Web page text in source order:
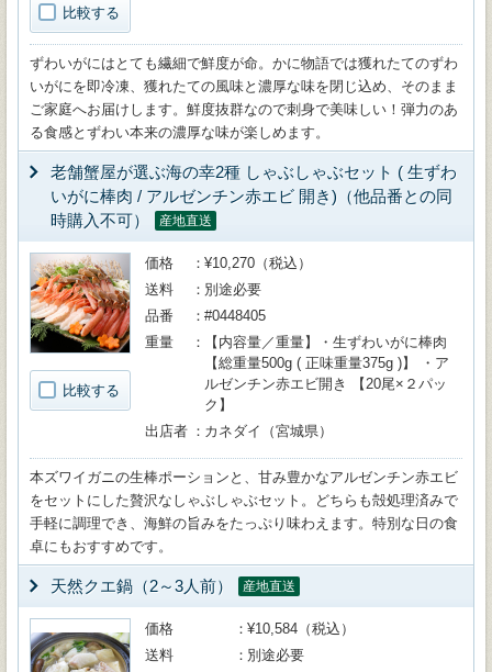
比較する
ずわいがにはとても繊細で鮮度が命。かに物語では獲れたてのずわ
いがにを即冷凍、獲れたての風味と濃厚な味を閉じ込め、そのまま
ご家庭へお届けします。鮮度抜群なので刺身で美味しい！弾力のあ
る食感とずわい本来の濃厚な味が楽しめます。
老舗蟹屋が選ぶ海の幸2種 しゃぶしゃぶセット ( 生ずわ
いがに棒肉 / アルゼンチン赤エビ 開き)（他品番との同
時購入不可）
産地直送
比較する
価格
¥10,270（税込）
送料
別途必要
品番
#0448405
重量
【内容量／重量】・生ずわいがに棒肉
【総重量500g ( 正味重量375g )】 ・ア
ルゼンチン赤エビ開き 【20尾×２パッ
ク】
出店者
カネダイ（宮城県）
本ズワイガニの生棒ポーションと、甘み豊かなアルゼンチン赤エビ
をセットにした贅沢なしゃぶしゃぶセット。どちらも殻処理済みで
手軽に調理でき、海鮮の旨みをたっぷり味わえます。特別な日の食
卓にもおすすめです。
天然クエ鍋（2～3人前） 産地直送
価格
¥10,584（税込）
送料
別途必要